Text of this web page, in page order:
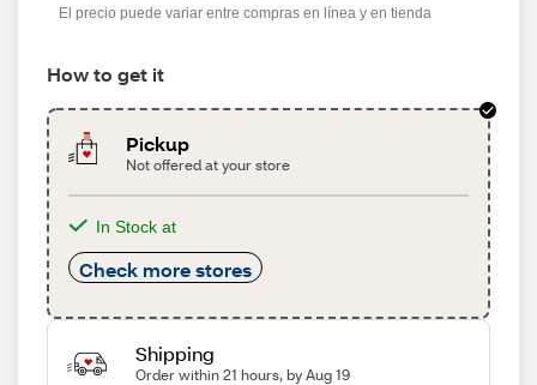
El precio puede variar entre compras en línea y en tienda
How to get it
Pickup
Not offered at your store
In Stock at
Check more stores
Shipping
Order within 21 hours, by Aug 19